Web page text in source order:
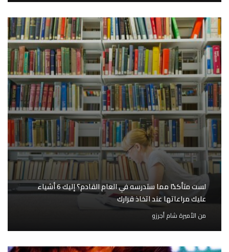
لست متأكدًا مما ستدرسه في العام القادم؟ إليك 6 أشياء
عليك مراعاتها عند اتخاذ قرارك
من الأميرة شام أجرزو